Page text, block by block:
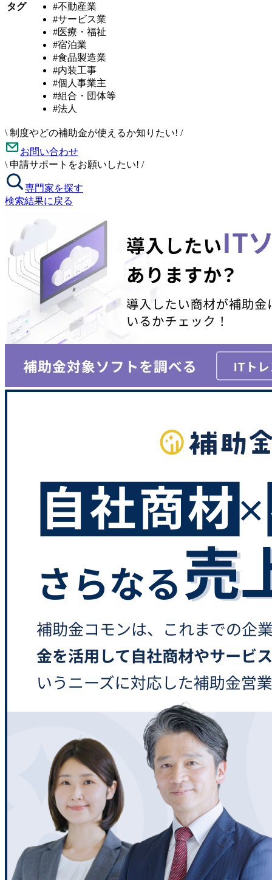
タグ
#不動産業
#サービス業
#医療・福祉
#宿泊業
#食品製造業
#内装工事
#個人事業主
#組合・団体等
#法人
\ 制度やどの補助金が使えるか知りたい! /
お問い合わせ
\ 申請サポートをお願いしたい! /
専門家を探す
検索結果に戻る